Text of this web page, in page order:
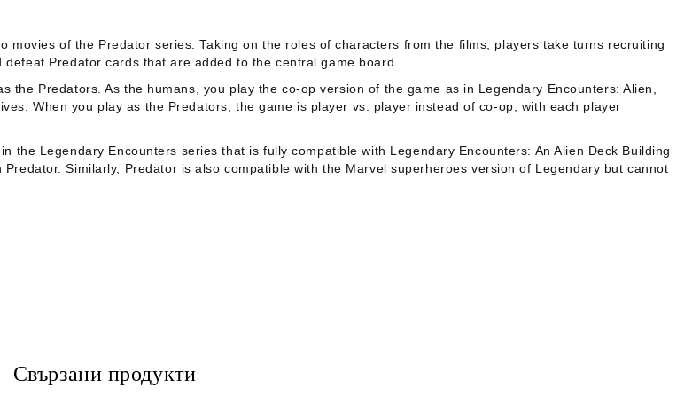
movies of the Predator series. Taking on the roles of characters from the films, players take turns recruiting
Predator cards that are added to the central game board.
the Predators. As the humans, you play the co-op version of the game as in Legendary Encounters: Alien
When you play as the Predators, the game is player vs. player instead of co-op, with each player
the Legendary Encounters series that is fully compatible with Legendary Encounters: An Alien Deck Building
Predator. Similarly, Predator is also compatible with the Marvel superheroes version of Legendary but cannot
Свързани продукти